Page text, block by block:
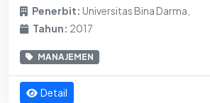
Penerbit: Universitas Bina Darma,
Tahun: 2017
MANAJEMEN
Detail